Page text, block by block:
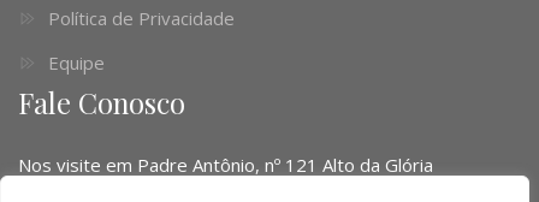
Política de Privacidade
Equipe
Fale Conosco
Nos visite em Padre Antônio, nº 121 Alto da Glória